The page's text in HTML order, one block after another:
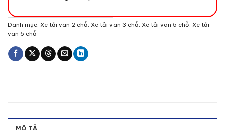
Danh mục: Xe tải van 2 chỗ, Xe tải van 3 chỗ, Xe tải van 5 chỗ, Xe tải
van 6 chỗ
MÔ TẢ